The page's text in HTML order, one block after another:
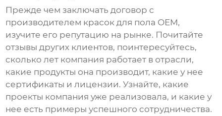
Прежде чем заключать договор с
производителем красок для пола OEM,
изучите его репутацию на рынке. Почитайте
отзывы других клиентов, поинтересуйтесь,
сколько лет компания работает в отрасли,
какие продукты она производит, какие у нее
сертификаты и лицензии. Узнайте, какие
проекты компания уже реализовала, и какие у
нее есть примеры успешного сотрудничества.